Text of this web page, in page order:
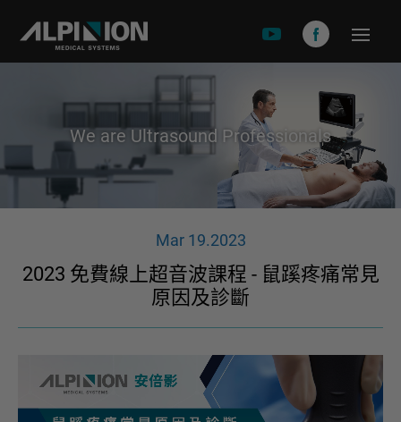
關於安倍影
產品介紹
X-CUBE 90
X-CUBE i9
We are Ultrasound Professionals
Mar 19.2023
2023 免費線上超音波課程 - 鼠蹊疼痛常見
原因及診斷